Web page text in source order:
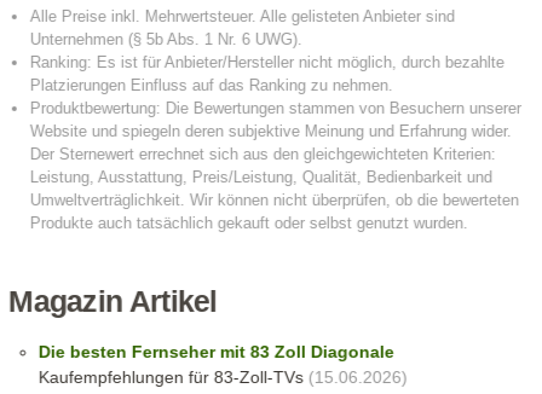
Magazin Artikel
Die besten Fernseher mit 83 Zoll Diagonale
Kaufempfehlungen für 83-Zoll-TVs(15.06.2026)